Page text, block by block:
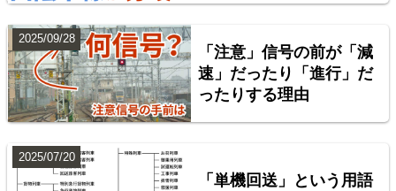
常磐線（上野～いわき）
「注意」信号の前が「減
速」だったり「進行」だ
ったりする理由
2025/09/28
「単機回送」という用語
2025/07/20